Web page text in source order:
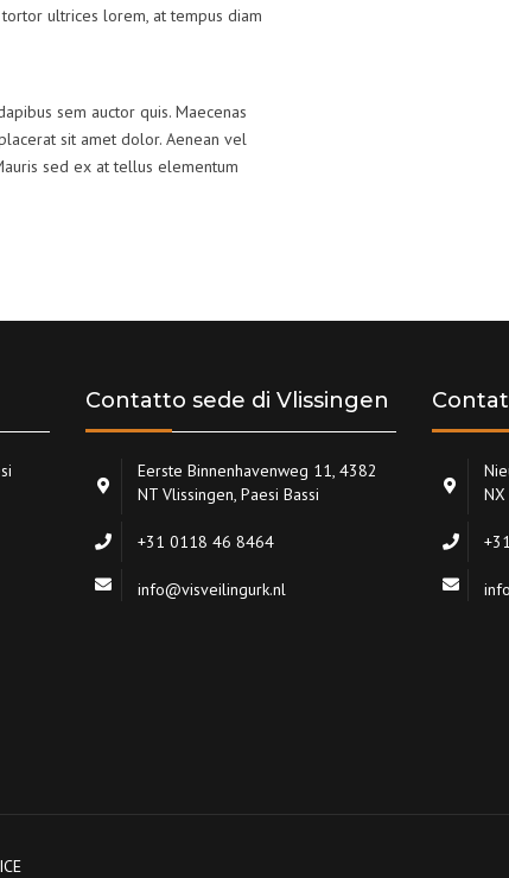
ultrices lorem, at tempus diam
sem auctor quis. Maecenas
sit amet dolor. Aenean vel
sed ex at tellus elementum
Contatto sede di Vlissingen
Eerste Binnenhavenweg 11, 4382
NT Vlissingen, Paesi Bassi
+31 0118 46 8464
info@visveilingurk.nl
NX